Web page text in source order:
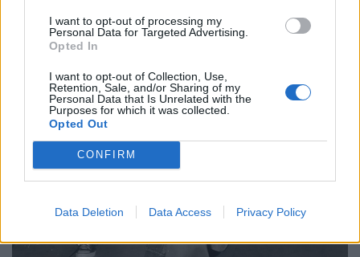
I want to opt-out of processing my
Personal Data for Targeted Advertising.
Opted In
I want to opt-out of Collection, Use,
Retention, Sale, and/or Sharing of my
Personal Data that Is Unrelated with the
Purposes for which it was collected.
Opted Out
CONFIRM
Data Deletion Data Access Privacy Policy